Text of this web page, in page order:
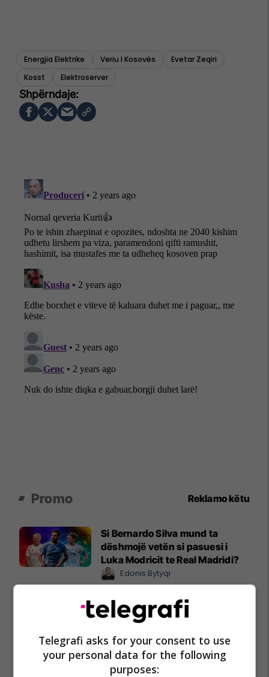
Energjia Elektrike Veriu I Kosovës
Evetar Zeqiri
Kosst
Elektroserver
Promo Reklamo këtu
Si Bernardo Silva mund ta
dëshmojë vetën si pasuesi i
Luka Modricit te Real Madridi?
Edonis Bytyqi
A po don me rrnu n’deti?
Kursimet mund t’ju sjellin një
banesë
Banka Ekonomike
Telegrafi asks for your consent to use
your personal data for the following
purposes: